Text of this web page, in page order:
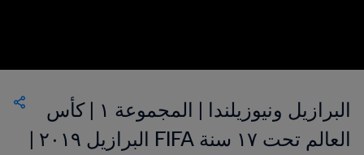
البرازيل ونيوزيلندا | المجموعة ١ | كأس
العالم تحت ١٧ سنة FIFA البرازيل ٢٠١٩ |